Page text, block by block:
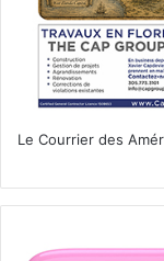
Le Courrier des